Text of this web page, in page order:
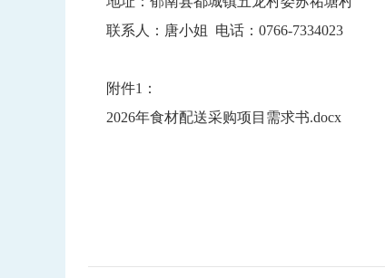
联系人：唐小姐 电话：0766-7334023
附件1：
2026年食材配送采购项目需求书.docx